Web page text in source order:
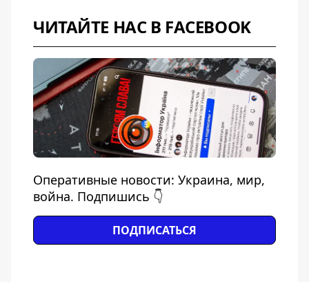
ЧИТАЙТЕ НАС В FACEBOOK
Оперативные новости: Украина, мир,
война. Подпишись 👇
ПОДПИСАТЬСЯ